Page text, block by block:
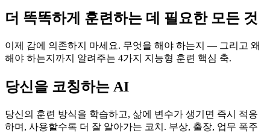
더 똑똑하게 훈련하는 데 필요한 모든 것
이제 감에 의존하지 마세요. 무엇을 해야 하는지 — 그리고 왜
해야 하는지까지 알려주는 4가지 지능형 훈련 핵심 축.
당신을 코칭하는 AI
당신의 훈련 방식을 학습하고, 삶에 변수가 생기면 즉시 적응
하며, 사용할수록 더 잘 알아가는 코치. 부상, 출장, 업무 폭주